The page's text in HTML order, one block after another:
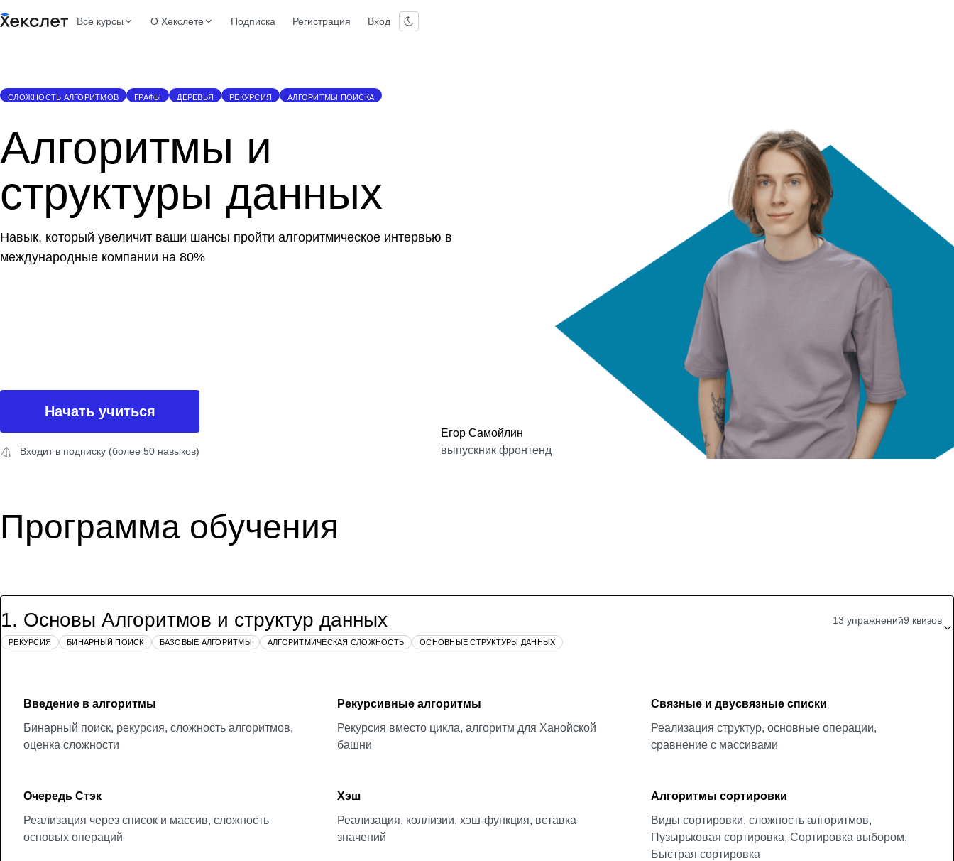
Все курсы О Хекслете Подписка Регистрация Вход
СЛОЖНОСТЬ АЛГОРИТМОВ ГРАФЫ ДЕРЕВЬЯ РЕКУРСИЯ АЛГОРИТМЫ ПОИСКА
Алгоритмы и
структуры данных
Навык, который увеличит ваши шансы пройти алгоритмическое интервью в
международные компании на 80%
Начать учиться
Входит в подписку (более 50 навыков)
Егор Самойлин
выпускник фронтенд
Программа обучения
1. Основы Алгоритмов и структур данных 13 упражнений9 квизов
РЕКУРСИЯ БИНАРНЫЙ ПОИСК БАЗОВЫЕ АЛГОРИТМЫ АЛГОРИТМИЧЕСКАЯ СЛОЖНОСТЬ ОСНОВНЫЕ СТРУКТУРЫ ДАННЫХ
Введение в алгоритмы
Бинарный поиск, рекурсия, сложность алгоритмов,
оценка сложности
Рекурсивные алгоритмы
Рекурсия вместо цикла, алгоритм для Ханойской
башни
Связные и двусвязные списки
Реализация структур, основные операции,
сравнение с массивами
Очередь Стэк
Реализация через список и массив, сложность
основых операций
Хэш
Реализация, коллизии, хэш-функция, вставка
значений
Алгоритмы сортировки
Виды сортировки, сложность алгоритмов,
Пузырьковая сортировка, Сортировка выбором,
Быстрая сортировка